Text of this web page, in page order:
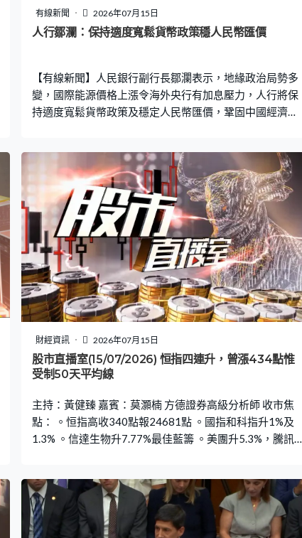
有線新聞 2026年07月15日
人行鄒瀾：保持適度寬鬆貨幣政策穩人民幣匯價
【有線新聞】人民銀行副行長鄒瀾表示，地緣政治局勢多
變，國際能源價格上漲令海外央行有加息壓力，人行將保
持適度寬鬆貨幣政策及穩定人民幣匯價，鞏固中國經濟穩
政策，為經濟持續向好向優，創造適宜的貨幣金融環境。
同時堅持市場在匯率形成中的決定性作用，發揮匯率調節
宏觀經濟和國際收支自動穩定器的作用，保持人民幣匯率
在合理均衡水平上的基本穩定。」
財經資訊 2026年07月15日
股市直播室(15/07/2026) 恒指四連升，曾漲434點惟
受制50天平均線
主持：黃健臻 嘉賓：莫灝楠 方德證券高級分析師 收市焦
點： 。恒指高收340點報24681點 。國指和科指升1%及
1.3% 。信達生物升7.77%最佳藍籌 。美團升5.3%，騰訊和
升13.3%及6.68%，升幅首兩大科指成分股 。長飛光纖盈
喜，曾漲22%、高收1.62%